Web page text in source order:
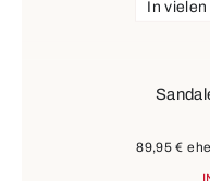
In
89,95 €